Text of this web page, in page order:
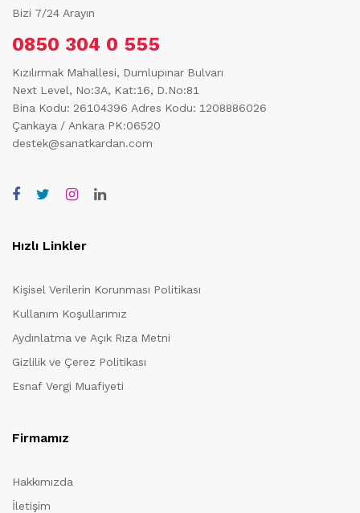
Bizi 7/24 Arayın
0850 304 0 555
Kızılırmak Mahallesi, Dumlupınar Bulvarı
Next Level, No:3A, Kat:16, D.No:81
Bina Kodu: 26104396 Adres Kodu: 1208886026
Çankaya / Ankara PK:06520
destek@sanatkardan.com
Hızlı Linkler
Kişisel Verilerin Korunması Politikası
Kullanım Koşullarımız
Aydınlatma ve Açık Rıza Metni
Gizlilik ve Çerez Politikası
Esnaf Vergi Muafiyeti
Firmamız
Hakkımızda
İletişim